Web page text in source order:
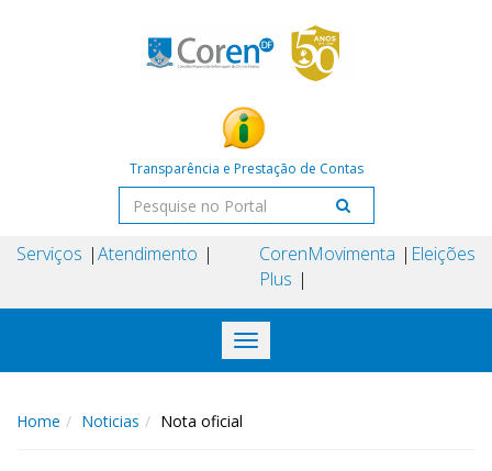
Transparência e Prestação de Contas
Serviços Atendimento
Coren
Plus
Movimenta Eleições
Toggle
navigation
Home Noticias Nota oficial